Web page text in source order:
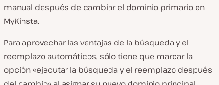
manual después de cambiar el dominio primario en
MyKinsta.
Para aprovechar las ventajas de la búsqueda y el
reemplazo automáticos, sólo tiene que marcar la
opción «ejecutar la búsqueda y el reemplazo después